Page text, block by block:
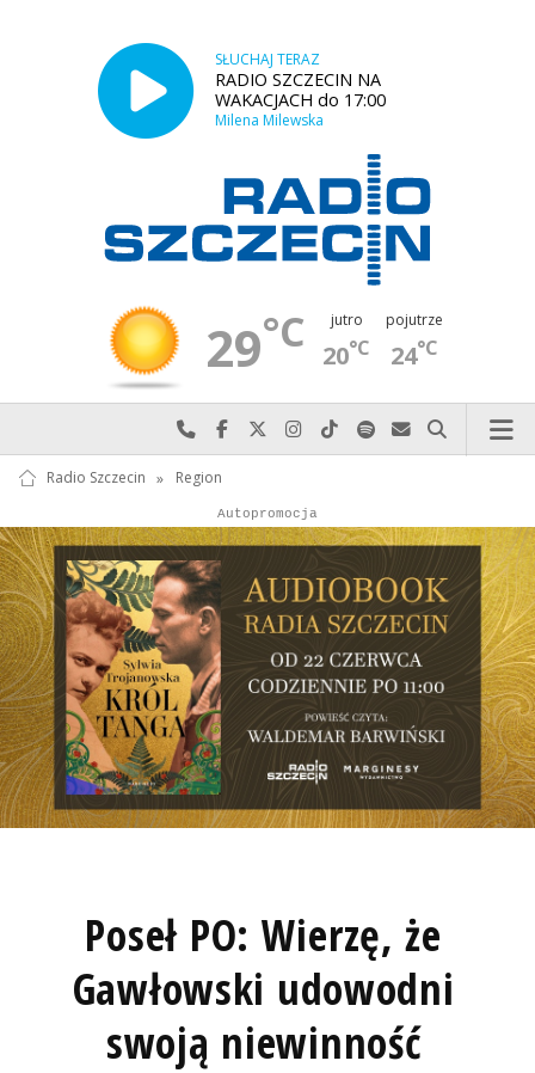
SŁUCHAJ TERAZ
RADIO SZCZECIN NA
WAKACJACH do 17:00
Milena Milewska
29°C jutro
20°C
pojutrze
24°C
Najlepiej po prostu do nas zadzwoń
Odwiedź nas na Facebook-u
Odwiedź nas na X
Odwiedź nas na Instagram-ie
Odwiedź nas na TikTok-u
Szukaj nas na Spotify
Wyślij do nas
Szukaj
Radio Szczecin » Region
Autopromocja
Autopromocja
Reklama
Poseł PO: Wierzę, że
Gawłowski udowodni
swoją niewinność